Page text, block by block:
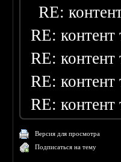
RE:
RE: контент
RE: контент
RE: контент
RE: контент
Версия для просмотра
Подписаться на тему